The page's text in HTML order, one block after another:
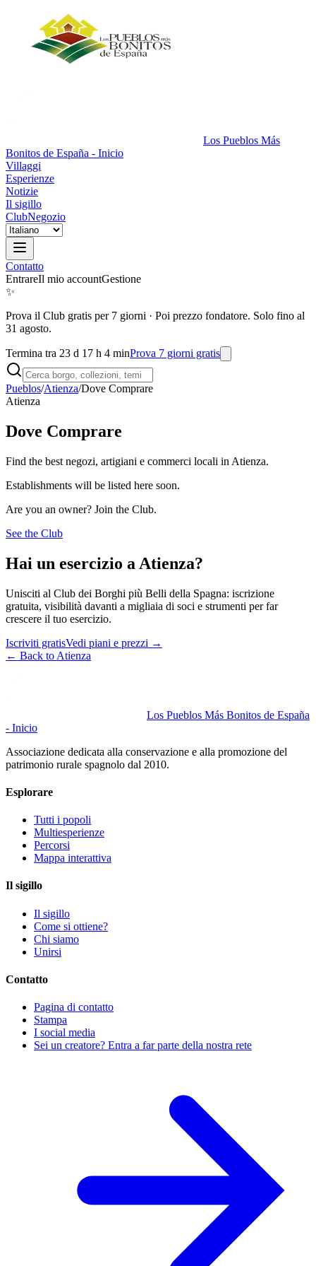
Los Pueblos Más
Bonitos de España - Inicio
Villaggi
Esperienze
Notizie
Il sigillo
ClubNegozio
Contatto
EntrareIl mio accountGestione
✨
Prova il Club gratis per 7 giorni · Poi prezzo fondatore. Solo fino al
31 agosto.
Termina tra 23 d 17 h 4 minProva 7 giorni gratis
Pueblos/Atienza/Dove Comprare
Atienza
Dove Comprare
Find the best negozi, artigiani e commerci locali in Atienza.
Establishments will be listed here soon.
Are you an owner? Join the Club.
See the Club
Hai un esercizio a Atienza?
Unisciti al Club dei Borghi più Belli della Spagna: iscrizione
gratuita, visibilità davanti a migliaia di soci e strumenti per far
crescere il tuo esercizio.
Iscriviti gratisVedi piani e prezzi →
← Back to Atienza
Los Pueblos Más Bonitos de España
- Inicio
Associazione dedicata alla conservazione e alla promozione del
patrimonio rurale spagnolo dal 2010.
Esplorare
Tutti i popoli
Multiesperienze
Percorsi
Mappa interattiva
Il sigillo
Il sigillo
Come si ottiene?
Chi siamo
Unirsi
Contatto
Pagina di contatto
Stampa
I social media
Sei un creatore? Entra a far parte della nostra rete